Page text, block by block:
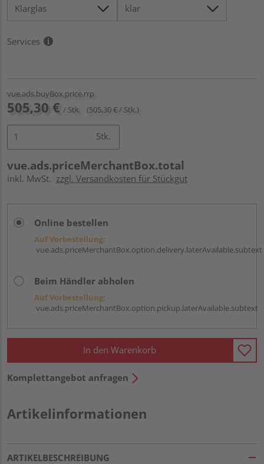
Services
vue.ads.buyBox.price.rrp
505,30 € / Stk. (505,30 € / Stk.)
Stk.
vue.ads.priceMerchantBox.total
inkl. MwSt. zzgl. Versandkosten für Stückgut
Online bestellen
Auf Vorbestellung:
vue.ads.priceMerchantBox.option.delivery.laterAvailable.subtext
Beim Händler abholen
Auf Vorbestellung:
vue.ads.priceMerchantBox.option.pickup.laterAvailable.subtext
In den Warenkorb
Komplettangebot anfragen
Artikelinformationen
ARTIKELBESCHREIBUNG